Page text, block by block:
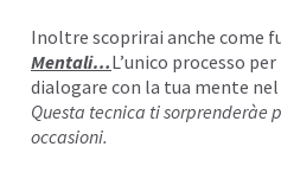
Inoltre scoprirai anche come
Mentali…L’unico processo
dialogare con la tua mente
Questa tecnica ti sorprenderàe
occasioni.